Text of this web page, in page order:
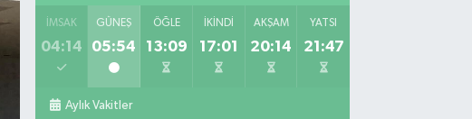
İMSAK
04:14
GÜNEŞ
05:54
ÖĞLE
13:09
İKINDI
17:01
AKŞAM
20:14
YATSI
21:47
Aylık Vakitler